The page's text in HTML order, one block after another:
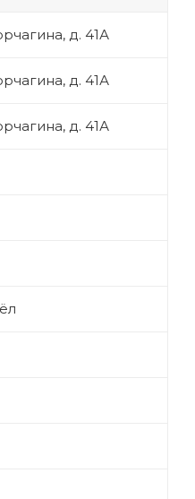
д. 41А
д. 41А
д. 41А